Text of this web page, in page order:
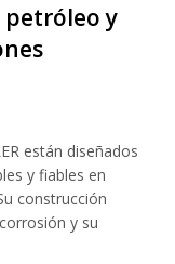
petróleo y
están diseñados
y fiables en
construcción
y su